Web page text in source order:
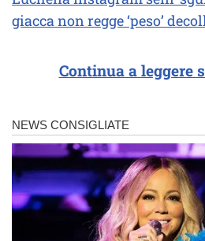
giacca non regge ‘peso’
Continua a leggere